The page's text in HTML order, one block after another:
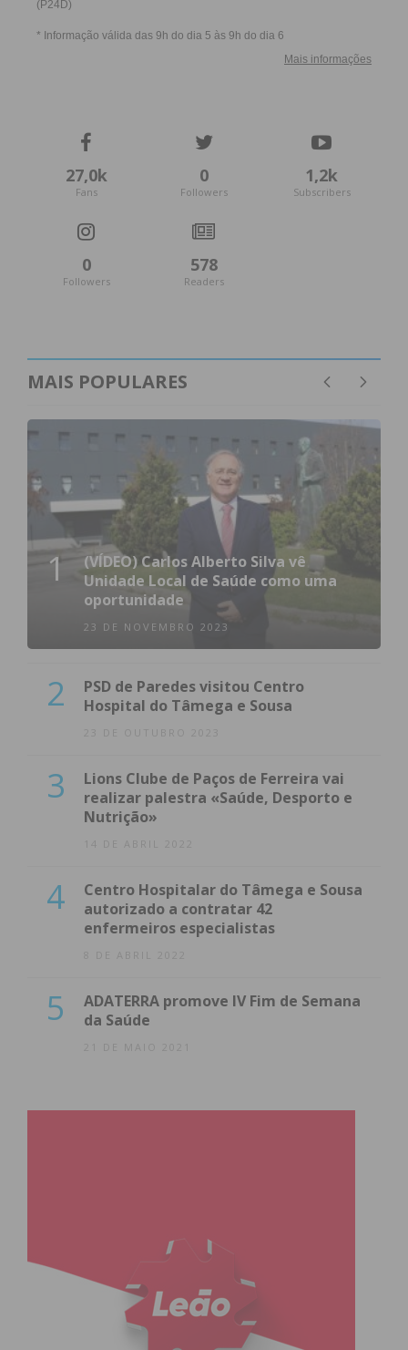
27,0k
Fans
0
Followers
1,2k
Subscribers
0
Followers
578
Readers
MAIS POPULARES
1
(VÍDEO) Carlos Alberto Silva vê
Unidade Local de Saúde como uma
oportunidade
23 DE NOVEMBRO 2023
2
PSD de Paredes visitou Centro
Hospital do Tâmega e Sousa
23 DE OUTUBRO 2023
3
Lions Clube de Paços de Ferreira vai
realizar palestra «Saúde, Desporto e
Nutrição»
14 DE ABRIL 2022
4
Centro Hospitalar do Tâmega e Sousa
autorizado a contratar 42
enfermeiros especialistas
8 DE ABRIL 2022
5
ADATERRA promove IV Fim de Semana
da Saúde
21 DE MAIO 2021